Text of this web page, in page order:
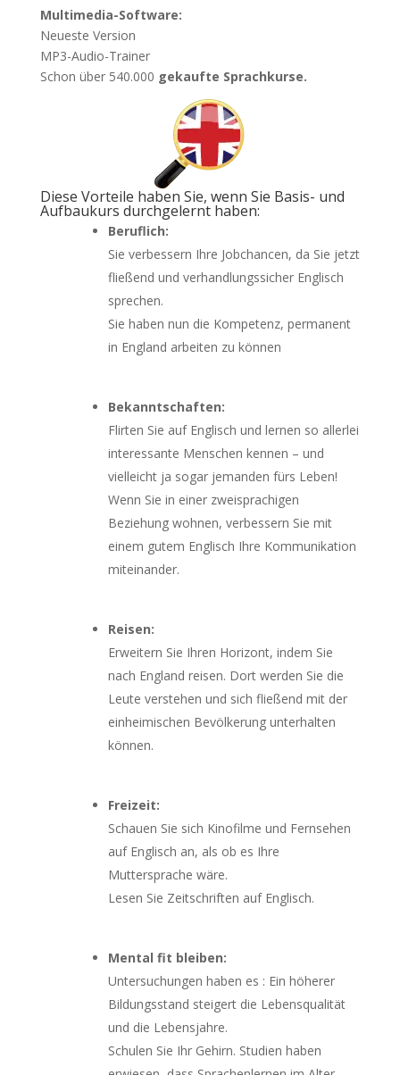
Multimedia-Software:
Neueste Version
MP3-Audio-Trainer
Schon über 540.000 gekaufte Sprachkurse.
Diese Vorteile haben Sie, wenn Sie Basis- und
Aufbaukurs durchgelernt haben:
Beruflich:
Sie verbessern Ihre Jobchancen, da Sie jetzt
fließend und verhandlungssicher Englisch
sprechen.
Sie haben nun die Kompetenz, permanent
in England arbeiten zu können
Bekanntschaften:
Flirten Sie auf Englisch und lernen so allerlei
interessante Menschen kennen – und
vielleicht ja sogar jemanden fürs Leben!
Wenn Sie in einer zweisprachigen
Beziehung wohnen, verbessern Sie mit
einem gutem Englisch Ihre Kommunikation
miteinander.
Reisen:
Erweitern Sie Ihren Horizont, indem Sie
nach England reisen. Dort werden Sie die
Leute verstehen und sich fließend mit der
einheimischen Bevölkerung unterhalten
können.
Freizeit:
Schauen Sie sich Kinofilme und Fernsehen
auf Englisch an, als ob es Ihre
Muttersprache wäre.
Lesen Sie Zeitschriften auf Englisch.
Mental fit bleiben:
Untersuchungen haben es : Ein höherer
Bildungsstand steigert die Lebensqualität
und die Lebensjahre.
Schulen Sie Ihr Gehirn. Studien haben